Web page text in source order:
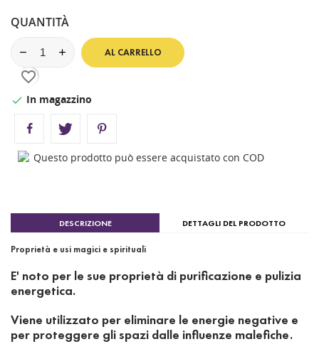
QUANTITÀ
AL CARRELLO
favorite_border
 In magazzino
Questo prodotto può essere acquistato con COD
DESCRIZIONE DETTAGLI DEL PRODOTTO
Proprietà e usi magici e spirituali
E' noto per le sue proprietà di purificazione e pulizia
energetica.
Viene utilizzato per eliminare le energie negative e
per proteggere gli spazi dalle influenze malefiche.